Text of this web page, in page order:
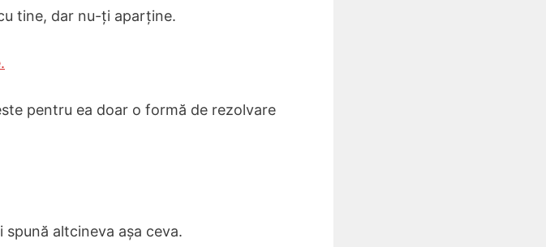
tine, dar nu-ți aparține.
pentru ea doar o formă de rezolvare
altcineva așa ceva.